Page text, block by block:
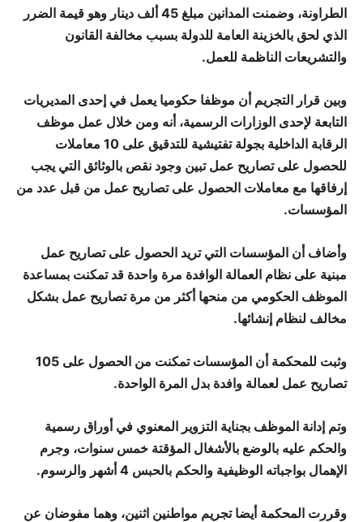
الطراونة، وضمنت المدانين مبلغ 45 ألف دينار وهو قيمة الضرر
الذي لحق بالخزينة العامة للدولة بسبب مخالفة القانون
والتشريعات الناظمة للعمل.
وبين قرار التجريم أن موظفا حكوميا يعمل في إحدى المديريات
التابعة لإحدى الوزارات الرسمية، أنه ومن خلال عمل موظف
الرقابة الداخلية بجولة تفتيشية للتدقيق على 10 معاملات
للحصول على تصاريح عمل تبين وجود نقص بالوثائق التي يجب
إرفاقها مع معاملات الحصول على تصاريح عمل من قبل عدد من
المؤسسات.
وأضاف أن المؤسسات التي تريد الحصول على تصاريح عمل
مبنية على نظام العمالة الوافدة مرة واحدة قد تمكنت بمساعدة
الموظف الحكومي من منحها أكثر من مرة تصاريح عمل بشكل
مخالف لنظام إنشائها.
وثبت للمحكمة أن المؤسسات تمكنت من الحصول على 105
تصاريح عمل لعمالة وافدة بدل المرة الواحدة.
وتم إدانة الموظف بجناية التزوير المعنوي في أوراق رسمية
والحكم عليه بالوضع بالأشغال المؤقتة خمس سنوات، وجرم
الإهمال بواجباته الوظيفية والحكم بالحبس 4 أشهر والرسوم.
وقررت المحكمة أيضا تجريم مواطنين اثنين، وهما مفوضان عن